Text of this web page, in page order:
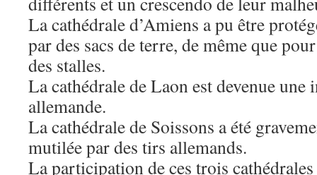
La cathédrale d’Amiens a pu être
par des sacs de terre, de même que
des stalles.
La cathédrale de Laon est devenue
allemande.
La cathédrale de Soissons a été
mutilée par des tirs allemands.
La participation de ces trois cathédrales